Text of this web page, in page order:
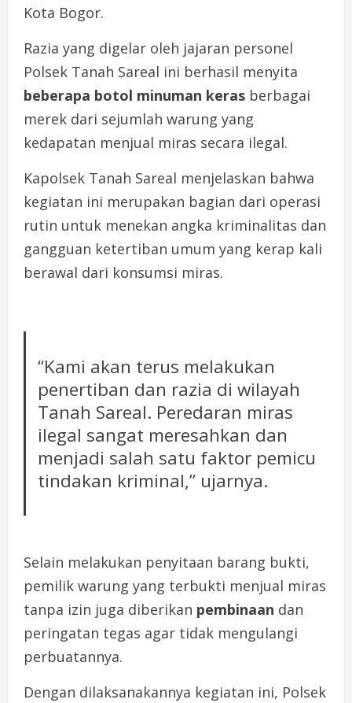
Kota Bogor.
Razia yang digelar oleh jajaran personel
Polsek Tanah Sareal ini berhasil menyita
beberapa botol minuman keras berbagai
merek dari sejumlah warung yang
kedapatan menjual miras secara ilegal.
Kapolsek Tanah Sareal menjelaskan bahwa
kegiatan ini merupakan bagian dari operasi
rutin untuk menekan angka kriminalitas dan
gangguan ketertiban umum yang kerap kali
berawal dari konsumsi miras.
“Kami akan terus melakukan
penertiban dan razia di wilayah
Tanah Sareal. Peredaran miras
ilegal sangat meresahkan dan
menjadi salah satu faktor pemicu
tindakan kriminal,” ujarnya.
Selain melakukan penyitaan barang bukti,
pemilik warung yang terbukti menjual miras
tanpa izin juga diberikan pembinaan dan
peringatan tegas agar tidak mengulangi
perbuatannya.
Dengan dilaksanakannya kegiatan ini, Polsek